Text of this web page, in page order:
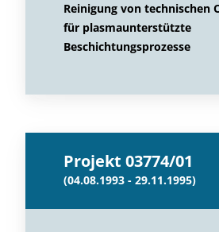
Reinigung von technischen
für plasmaunterstützte
Beschichtungsprozesse
Projekt 03774/01
(04.08.1993 - 29.11.1995)